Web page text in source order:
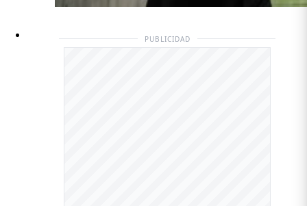
PUBLICIDAD